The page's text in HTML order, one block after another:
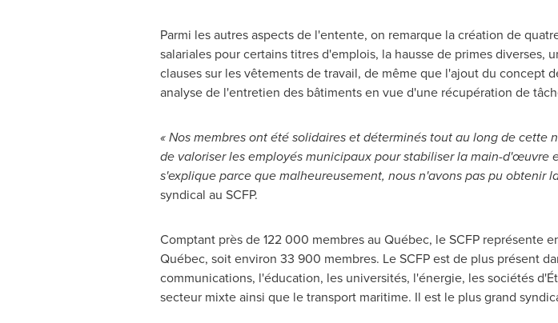
Parmi les autres aspects de l'entente, on remarque la création de
salariales pour certains titres d'emplois, la hausse de primes
clauses sur les vêtements de travail, de même que l'ajout du concept
analyse de l'entretien des bâtiments en vue d'une récupération de
« Nos membres ont été solidaires et déterminés tout au long de
de valoriser les employés municipaux pour stabiliser la main-
s'explique parce que malheureusement, nous n'avons pas pu obtenir
syndical au SCFP.
Comptant près de 122 000 membres au Québec, le SCFP représente
Québec, soit environ 33 900 membres. Le SCFP est de plus présent
communications, l'éducation, les universités, l'énergie, les sociétés
secteur mixte ainsi que le transport maritime. Il est le plus grand